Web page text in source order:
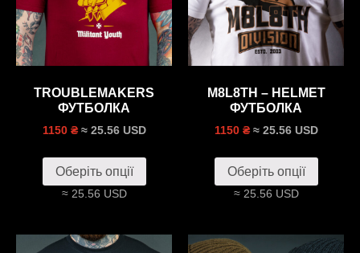
TROUBLEMAKERS
ФУТБОЛКА
1150 ₴ ≈ 25.56 USD
Оберіть опції
≈ 25.56 USD
M8L8TH – HELMET
ФУТБОЛКА
1150 ₴ ≈ 25.56 USD
Оберіть опції
≈ 25.56 USD